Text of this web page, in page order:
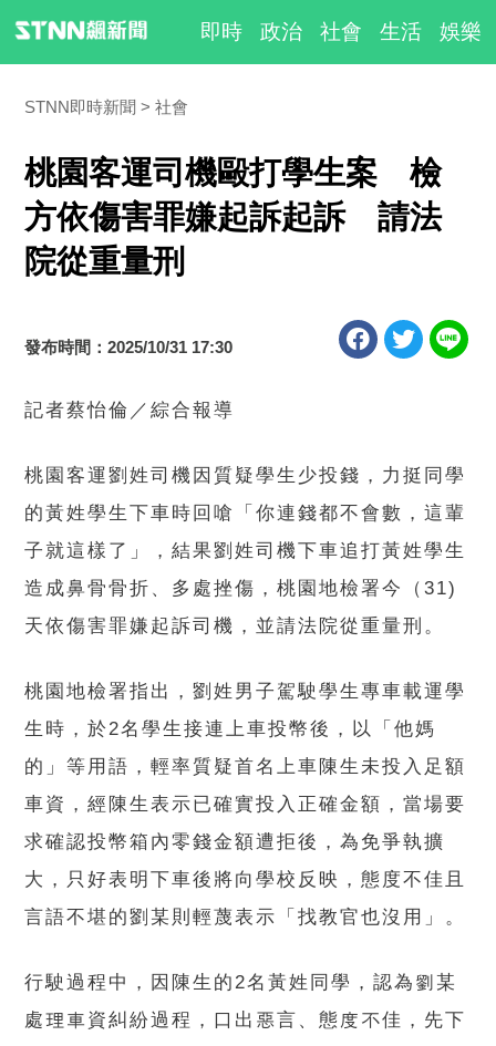
即時 政治 社會 生活 娛樂
STNN即時新聞 社會
桃園客運司機毆打學生案 檢
方依傷害罪嫌起訴起訴 請法
院從重量刑
發布時間：2025/10/31 17:30
記者蔡怡倫／綜合報導
桃園客運劉姓司機因質疑學生少投錢，力挺同學
的黃姓學生下車時回嗆「你連錢都不會數，這輩
子就這樣了」，結果劉姓司機下車追打黃姓學生
造成鼻骨骨折、多處挫傷，桃園地檢署今（31)
天依傷害罪嫌起訴司機，並請法院從重量刑。
桃園地檢署指出，劉姓男子駕駛學生專車載運學
生時，於2名學生接連上車投幣後，以「他媽
的」等用語，輕率質疑首名上車陳生未投入足額
車資，經陳生表示已確實投入正確金額，當場要
求確認投幣箱內零錢金額遭拒後，為免爭執擴
大，只好表明下車後將向學校反映，態度不佳且
言語不堪的劉某則輕蔑表示「找教官也沒用」。
行駛過程中，因陳生的2名黃姓同學，認為劉某
處理車資糾紛過程，口出惡言、態度不佳，先下